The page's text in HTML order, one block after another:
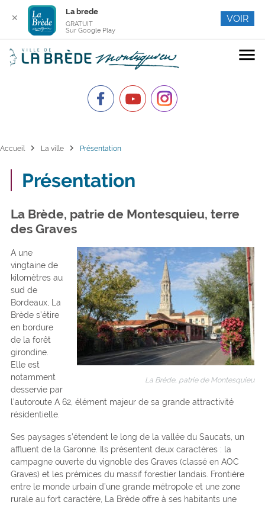
menu
Accueil chevron_right La ville chevron_right Présentation
Présentation
La Brède, patrie de Montesquieu, terre
des Graves
La Brède, patrie de Montesquieu
A une
vingtaine de
kilomètres au
sud de
Bordeaux, La
Brède s’étire
en bordure
de la forêt
girondine.
Elle est
notamment
desservie par
l’autoroute A 62, élément majeur de sa grande attractivité
résidentielle.
Ses paysages s’étendent le long de la vallée du Saucats, un
affluent de la Garonne. Ils présentent deux caractères : la
campagne ouverte du vignoble des Graves (classé en AOC
Graves) et les prémices du massif forestier landais. Frontière
entre le monde urbain d’une grande métropole et une zone
rurale au fort caractère, La Brède offre à ses habitants une
✕
La brede
GRATUIT
Sur Google Play
VOIR